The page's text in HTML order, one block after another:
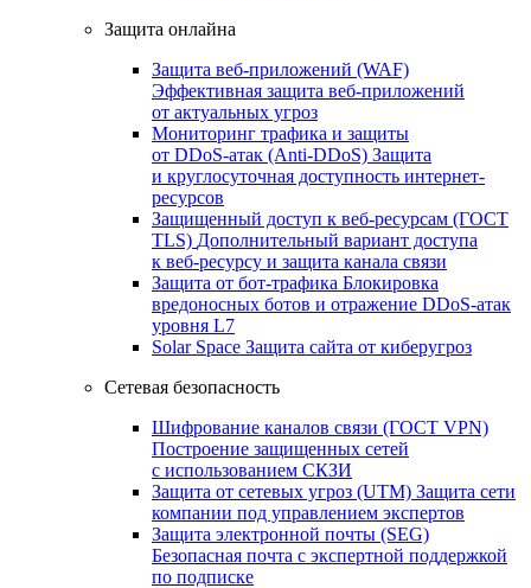
Защита онлайна
Защита веб-приложений (WAF)
Эффективная защита веб-приложений
от актуальных угроз
Мониторинг трафика и защиты
от DDoS‑атак (Anti‑DDoS) Защита
и круглосуточная доступность интернет-
ресурсов
Защищенный доступ к веб-ресурсам (ГОСТ
TLS) Дополнительный вариант доступа
к веб‑ресурсу и защита канала связи
Защита от бот‑трафика Блокировка
вредоносных ботов и отражение DDoS‑атак
уровня L7
Solar Space Защита сайта от киберугроз
Сетевая безопасность
Шифрование каналов связи (ГОСТ VPN)
Построение защищенных сетей
с использованием СКЗИ
Защита от сетевых угроз (UTM) Защита сети
компании под управлением экспертов
Защита электронной почты (SEG)
Безопасная почта с экспертной поддержкой
по подписке